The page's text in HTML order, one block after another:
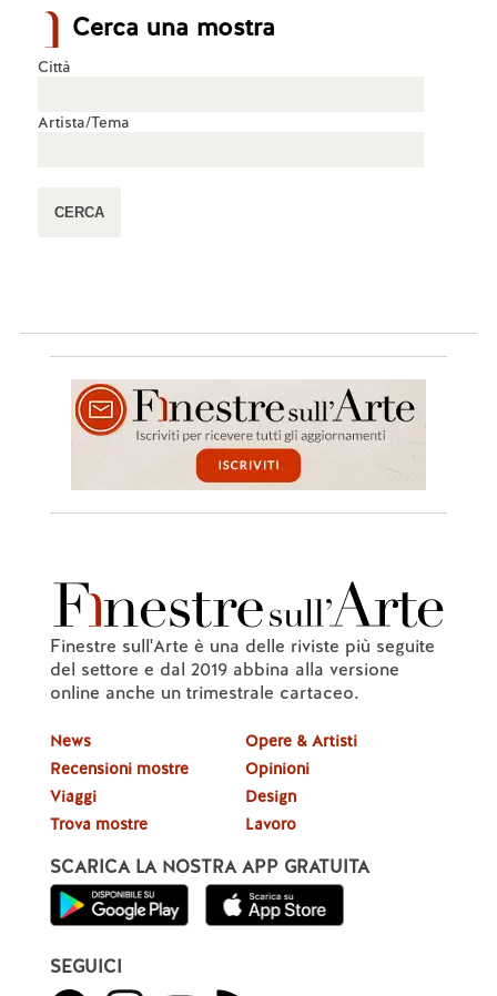
Cerca una mostra
Città
Artista/Tema
Finestre sull'Arte è una delle riviste più seguite
del settore e dal 2019 abbina alla versione
online anche un trimestrale cartaceo.
News
Recensioni mostre
Viaggi
Trova mostre
Opere & Artisti
Opinioni
Design
Lavoro
SCARICA LA NOSTRA APP GRATUITA
SEGUICI